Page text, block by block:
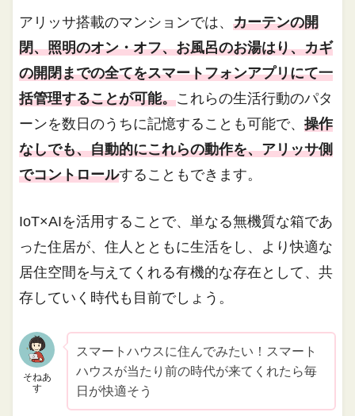
アリッサ搭載のマンションでは、カーテンの開
閉、照明のオン・オフ、お風呂のお湯はり、カギ
の開閉までの全てをスマートフォンアプリにて一
括管理することが可能。これらの生活行動のパタ
ーンを数日のうちに記憶することも可能で、操作
なしでも、自動的にこれらの動作を、アリッサ側
でコントロールすることもできます。
IoT×AIを活用することで、単なる無機質な箱であ
った住居が、住人とともに生活をし、より快適な
居住空間を与えてくれる有機的な存在として、共
存していく時代も目前でしょう。
そねあ
す
スマートハウスに住んでみたい！スマート
ハウスが当たり前の時代が来てくれたら毎
日が快適そう